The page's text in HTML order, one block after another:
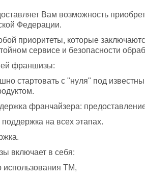
Вам возможность
Федерации.
приоритеты, которые
сервисе и безопасности
франшизы:
стартовать с "нуля" под
франчайзера:
на всех этапах.
включает в себя:
использования ТМ,